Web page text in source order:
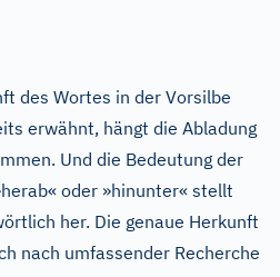
des Wortes in der Vorsilbe
erwähnt, hängt die Abladung
Und die Bedeutung der
oder »hinunter« stellt
her. Die genaue Herkunft
nach umfassender Recherche